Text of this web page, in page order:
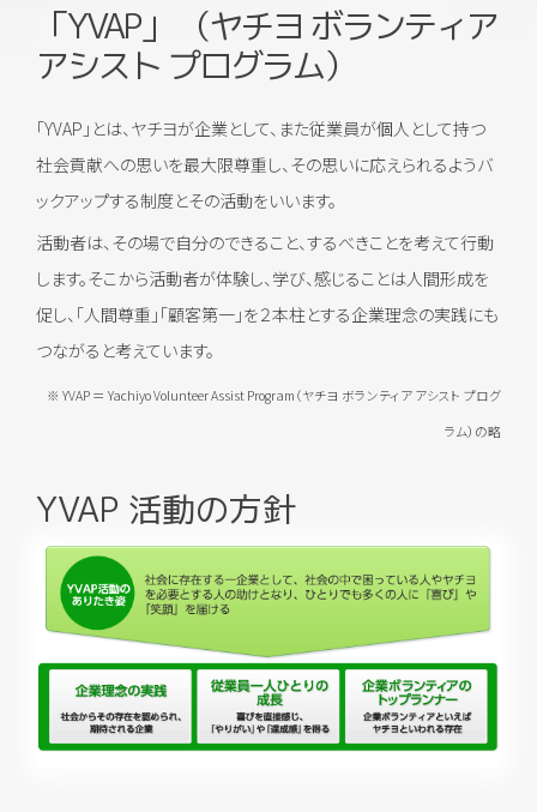
「YVAP」 （ヤチヨ ボランティア
アシスト プログラム）
「YVAP」とは、ヤチヨが企業として、また従業員が個人として持つ
社会貢献への思いを最大限尊重し、その思いに応えられるようバ
ックアップする制度とその活動をいいます。
活動者は、その場で自分のできること、するべきことを考えて行動
します。そこから活動者が体験し、学び、感じることは人間形成を
促し、「人間尊重」「顧客第一」を２本柱とする企業理念の実践にも
つながると考えています。
※ YVAP ＝ Yachiyo Volunteer Assist Program（ヤチヨ ボランティア アシスト プログ
ラム）の略
YVAP 活動の方針